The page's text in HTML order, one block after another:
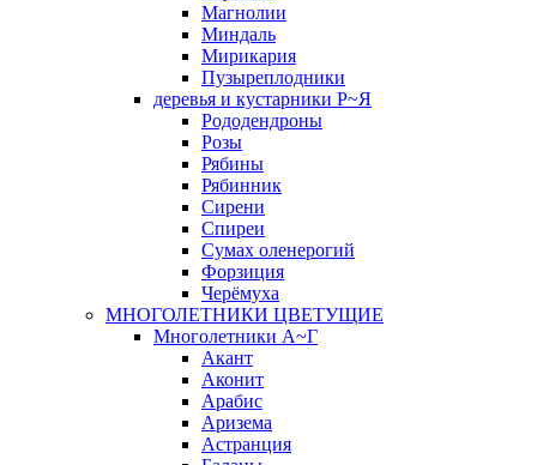
Магнолии
Миндаль
Мирикария
Пузыреплодники
деревья и кустарники Р~Я
Рододендроны
Розы
Рябины
Рябинник
Сирени
Спиреи
Сумах оленерогий
Форзиция
Черёмуха
МНОГОЛЕТНИКИ ЦВЕТУЩИЕ
Многолетники А~Г
Акант
Аконит
Арабис
Аризема
Астранция